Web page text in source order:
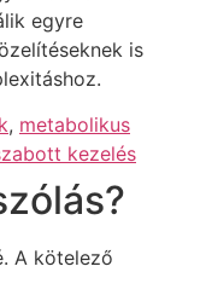
egyre
is
, metabolikus
kezelés
A kötelező